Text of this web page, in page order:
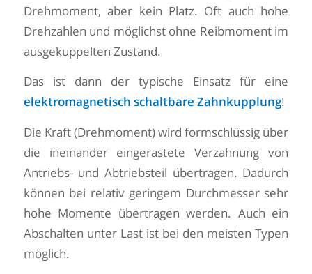
Drehmoment, aber kein Platz. Oft auch hohe
Drehzahlen und möglichst ohne Reibmoment im
ausgekuppelten Zustand.
Das ist dann der typische Einsatz für eine
elektromagnetisch schaltbare Zahnkupplung!
Die Kraft (Drehmoment) wird formschlüssig über
die ineinander eingerastete Verzahnung von
Antriebs- und Abtriebsteil übertragen. Dadurch
können bei relativ geringem Durchmesser sehr
hohe Momente übertragen werden. Auch ein
Abschalten unter Last ist bei den meisten Typen
möglich.